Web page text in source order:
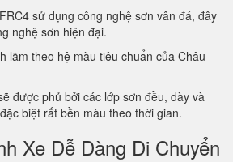
FRC4 sử dụng công nghệ sơn vân đá, đây
nghệ sơn hiện đại.
lãm theo hệ màu tiêu chuẩn của Châu
được phủ bởi các lớp sơn đều, dày và
biệt rất bền màu theo thời gian.
Xe Dễ Dàng Di Chuyển